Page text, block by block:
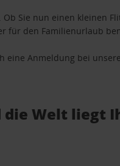
Sie nun einen kleinen
für den Familienurlaub
eine Anmeldung bei
Welt liegt